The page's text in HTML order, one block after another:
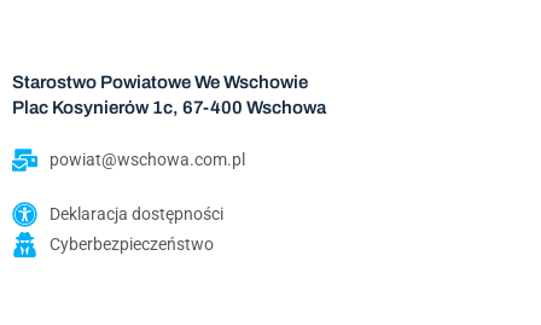
Starostwo Powiatowe We Wschowie
Plac Kosynierów 1c, 67-400 Wschowa
powiat@wschowa.com.pl
Deklaracja dostępności
Cyberbezpieczeństwo